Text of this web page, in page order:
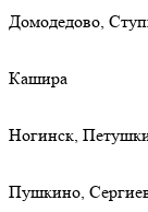
Домодедово,
Кашира
Ногинск,
Пушкино,